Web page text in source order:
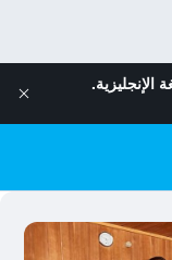
الإنجليزية.